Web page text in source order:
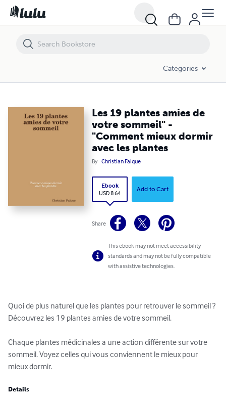
Categories
Les 19 plantes amies de
votre sommeil" -
"Comment mieux dormir
avec les plantes
By Christian Falque
Ebook
USD 8.64
Add to Cart
Share
This ebook may not meet accessibility
standards and may not be fully compatible
with assistive technologies.
Quoi de plus naturel que les plantes pour retrouver le sommeil ?
Découvrez les 19 plantes amies de votre sommeil.
Chaque plantes médicinales a une action différente sur votre
sommeil. Voyez celles qui vous conviennent le mieux pour
mieux dormir.
Details
Les 19 plantes amies de votre sommeil" - "Comment mieux dormir